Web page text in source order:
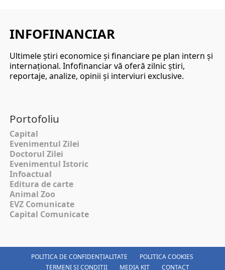
INFOFINANCIAR
Ultimele ştiri economice şi financiare pe plan intern şi
internaţional. Infofinanciar vă oferă zilnic ştiri,
reportaje, analize, opinii şi interviuri exclusive.
Portofoliu
Capital
Evenimentul Zilei
Doctorul Zilei
Evenimentul Istoric
Infoactual
Editura de carte
Animal Zoo
EVZ Comunicate
Capital Comunicate
POLITICA DE CONFIDENȚIALITATE
POLITICA COOKIES
TERMENI SI CONDITII
MEDIA KIT CONTACT